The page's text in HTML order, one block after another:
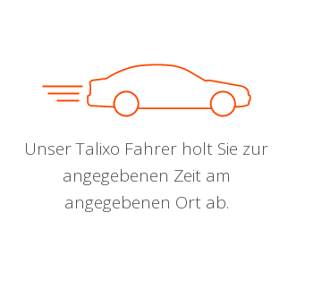
Unser Talixo Fahrer holt Sie zur
angegebenen Zeit am
angegebenen Ort ab.